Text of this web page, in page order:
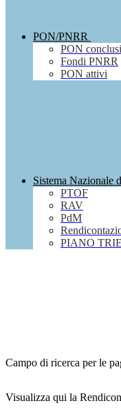
PON/PNRR
PON conclusi
Fondi PNRR
PON attivi
Sistema Nazionale
PTOF
RAV
PdM
PIANO
Campo di ricerca per le
Visualizza qui la